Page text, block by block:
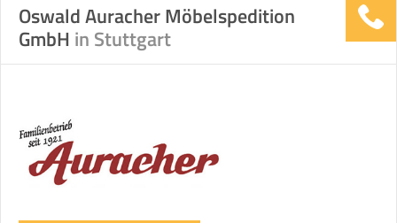
SO ERRECHNET SICH DIE KOSTENSCHÄTZUNG
Oswald Auracher Möbelspedition
GmbH in Stuttgart